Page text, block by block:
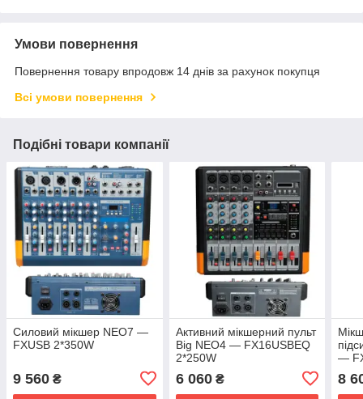
Умови повернення
Повернення товару впродовж 14 днів за рахунок покупця
Всі умови повернення
Подібні товари компанії
Силовий мікшер NEO7 —
FXUSB 2*350W
9 560 ₴
Активний мікшерний пульт
Big NEO4 — FX16USBEQ
2*250W
6 060₴
—
8